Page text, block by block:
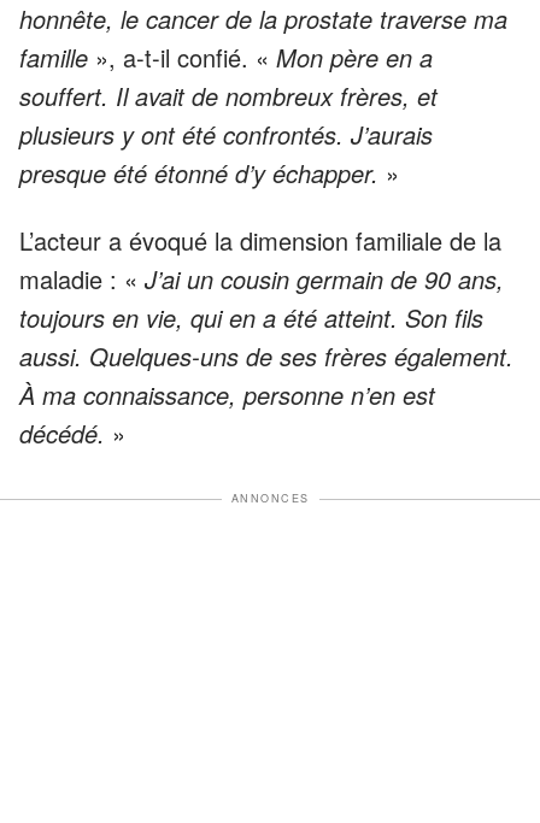
honnête, le cancer de la prostate traverse ma
famille », a-t-il confié. « Mon père en a
souffert. Il avait de nombreux frères, et
plusieurs y ont été confrontés. J’aurais
presque été étonné d’y échapper. »
L’acteur a évoqué la dimension familiale de la
maladie : « J’ai un cousin germain de 90 ans,
toujours en vie, qui en a été atteint. Son fils
aussi. Quelques-uns de ses frères également.
À ma connaissance, personne n’en est
décédé. »
ANNONCES